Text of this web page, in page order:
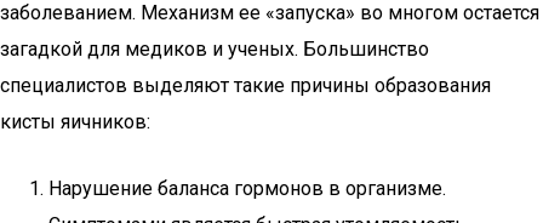
заболеванием. Механизм ее «запуска» во многом остается
загадкой для медиков и ученых. Большинство
специалистов выделяют такие причины образования
кисты яичников:
Нарушение баланса гормонов в организме.